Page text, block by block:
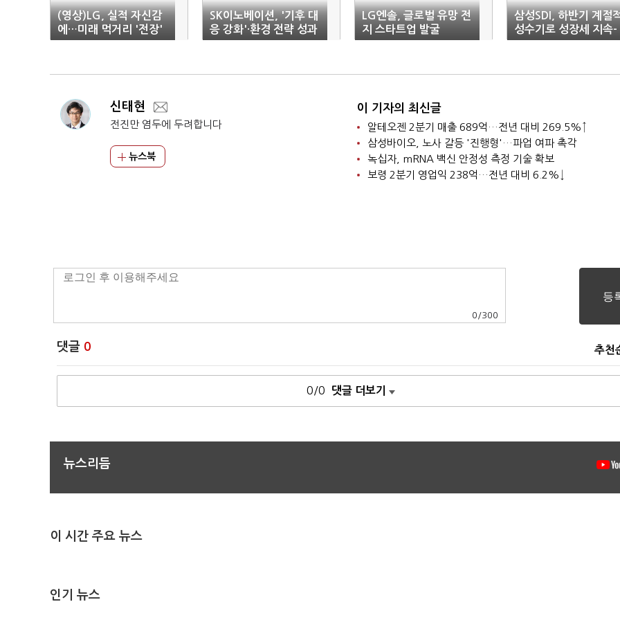
(영상)LG, 실적 자신감
에…미래 먹거리 '전장'
집중
SK이노베이션, '기후 대
응 강화'·환경 전략 성과
공개
LG엔솔, 글로벌 유망 전
지 스타트업 발굴
삼성SDI, 하반기 계절
성수기로 성장세 지속-
하이
신태현
전진만 염두에 두려합니다
뉴스북
이 기자의 최신글
알테오젠 2분기 매출 689억…전년 대비 269.5%↑
삼성바이오, 노사 갈등 '진행형'…파업 여파 촉각
녹십자, mRNA 백신 안정성 측정 기술 확보
보령 2분기 영업익 238억…전년 대비 6.2%↓
0 /300
댓글 0 추천
0/0 댓글 더보기
뉴스리듬
이 시간 주요 뉴스
인기 뉴스